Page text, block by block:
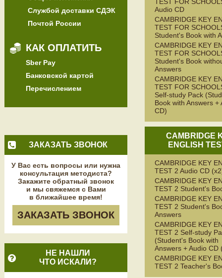
Службой доставки СДЭК
Почтой России
КАК ОПЛАТИТЬ
Sber Pay
Банковской картой
Перечислением
ЗАКАЗАТЬ ЗВОНОК
У Вас есть вопросы или нужна
консультация методиста?
Закажите обратный звонок
и мы свяжемся с Вами
в ближайшее время!
ЗАКАЗАТЬ ЗВОНОК
НЕ НАШЛИ
ЧТО ИСКАЛИ?
Audio CD
CAMBRIDGE KEY
TEST FOR
Student's Book with
CAMBRIDGE KEY
TEST FOR
Student's Book
Answers
CAMBRIDGE KEY
TEST FOR
Self-study Pack
Book with Answers +
CD)
CAMBRIDGE
ENGLISH
CAMBRIDGE KEY
TEST 2 Audio CD
CAMBRIDGE KEY
TEST 2 Student's
CAMBRIDGE KEY
TEST 2 Student's
Answers
CAMBRIDGE KEY
TEST 2 Self-study
(Student's Book with
Answers + Audio CD
CAMBRIDGE KEY
TEST 2 Teacher's